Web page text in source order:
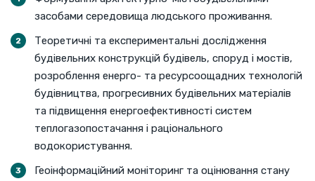
засобами середовища людського проживання.
Теоретичні та експериментальні дослідження
будівельних конструкцій будівель, споруд і мостів,
розроблення енерго- та ресурсоощадних технологій
будівництва, прогресивних будівельних матеріалів
та підвищення енергоефективності систем
теплогазопостачання і раціонального
водокористування.
Геоінформаційний моніторинг та оцінювання стану